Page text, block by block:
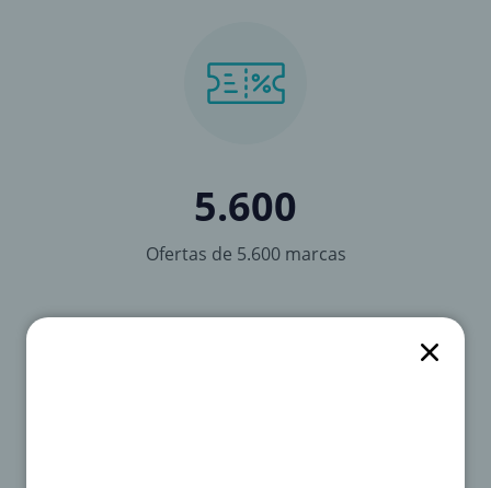
5.600
Ofertas de 5.600 marcas